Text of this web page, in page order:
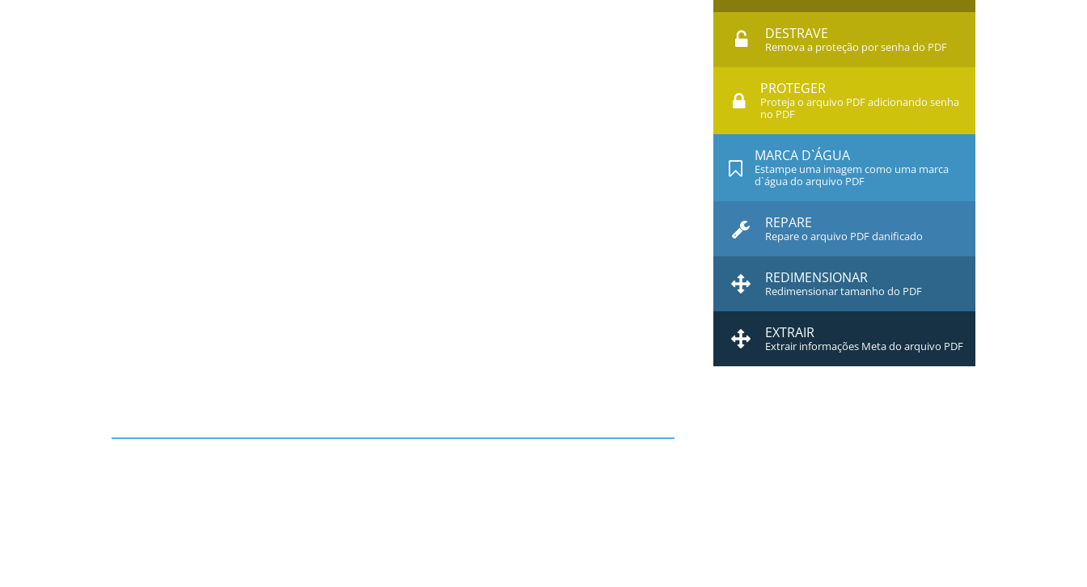
DESTRAVE
Remova a proteção por senha do PDF
PROTEGER
Proteja o arquivo PDF adicionando senha
no PDF
MARCA D`ÁGUA
Estampe uma imagem como uma marca
d`água do arquivo PDF
REPARE
Repare o arquivo PDF danificado
REDIMENSIONAR
Redimensionar tamanho do PDF
EXTRAIR
Extrair informações Meta do arquivo PDF